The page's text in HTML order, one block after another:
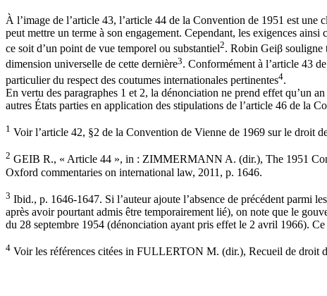
À l’image de l’article 43, l’article 44 de la Convention de 1951 est une
peut mettre un terme à son engagement. Cependant, les exigences
ce soit d’un point de vue temporel ou substantiel2. Robin Geiβ souligne
dimension universelle de cette dernière3. Conformément à l’article 43
particulier du respect des coutumes internationales pertinentes4.
En vertu des paragraphes 1 et 2, la dénonciation ne prend effet qu’un
autres États parties en application des stipulations de l’article 46 de la
1 Voir l’article 42, §2 de la Convention de Vienne de 1969 sur le droit
2 GEIB R., « Article 44 », in : ZIMMERMANN A. (dir.), The 1951
Oxford commentaries on international law, 2011, p. 1646.
3 Ibid., p. 1646-1647. Si l’auteur ajoute l’absence de précédent parmi
après avoir pourtant admis être temporairement lié), on note que le
du 28 septembre 1954 (dénonciation ayant pris effet le 2 avril 1966).
4 Voir les références citées in FULLERTON M. (dir.), Recueil de droit